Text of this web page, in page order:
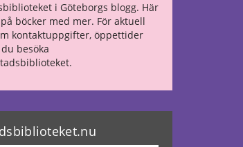
i Göteborgs blogg. Här
böcker med mer. För aktuell
kontaktuppgifter, öppettider
besöka
.